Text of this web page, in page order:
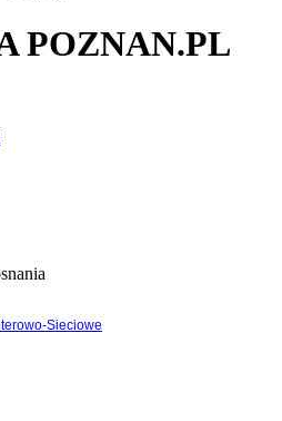
POZNAN.PL
Sieciowe